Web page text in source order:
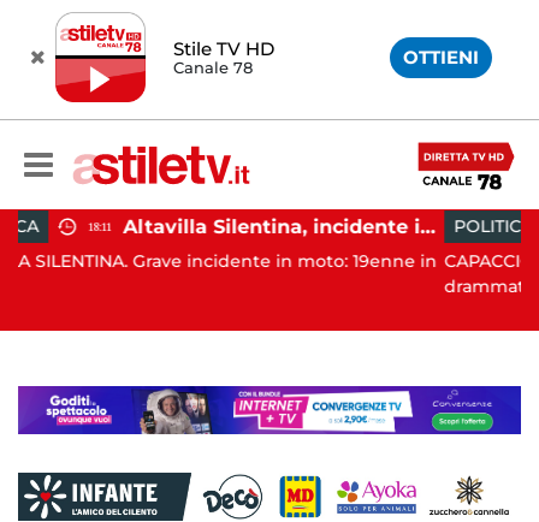
Stile TV HD
Canale 78 OTTIENI
Altavilla Silentina, incidente in moto nella notte: 19enne in prognosi riservata
in moto: 19enne in
POLITICA 19:43
CAPACCIO PAESTUM. È stato un